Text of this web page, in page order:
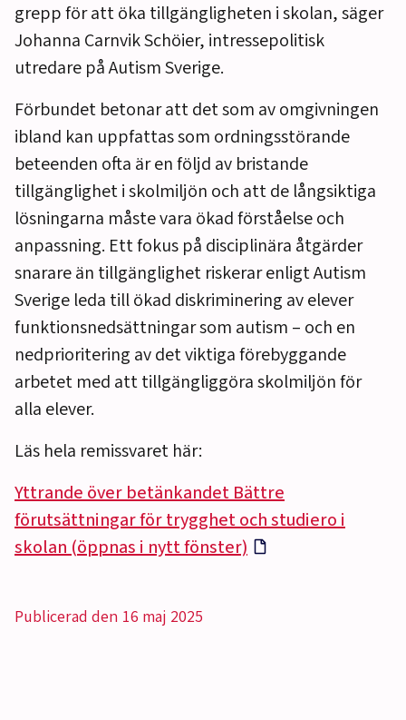
grepp för att öka tillgängligheten i skolan, säger
Johanna Carnvik Schöier, intressepolitisk
utredare på Autism Sverige.
Förbundet betonar att det som av omgivningen
ibland kan uppfattas som ordningsstörande
beteenden ofta är en följd av bristande
tillgänglighet i skolmiljön och att de långsiktiga
lösningarna måste vara ökad förståelse och
anpassning. Ett fokus på disciplinära åtgärder
snarare än tillgänglighet riskerar enligt Autism
Sverige leda till ökad diskriminering av elever
funktionsnedsättningar som autism – och en
nedprioritering av det viktiga förebyggande
arbetet med att tillgängliggöra skolmiljön för
alla elever.
Läs hela remissvaret här:
Yttrande över betänkandet Bättre
förutsättningar för trygghet och studiero i
skolan (öppnas i nytt fönster)
Publicerad den 16 maj 2025